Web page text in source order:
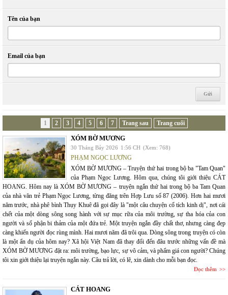
Tên của bạn
Email của bạn
1 2 3 4 5 6 7 Trang sau Trang cuối
XÓM BỜ MƯƠNG
30 Tháng Bảy 2026 1:56 CH (Xem: 768)
PHẠM NGỌC LƯƠNG
XÓM BỜ MƯƠNG – Truyện thứ hai trong bộ ba "Tam Quan"
của Phạm Ngọc Lương. Hôm qua, chúng tôi giới thiệu CÁT
HOANG. Hôm nay là XÓM BỜ MƯƠNG – truyện ngắn thứ hai trong bộ ba Tam Quan
của nhà văn trẻ Phạm Ngọc Lương, từng đăng trên Hợp Lưu số 87 (2006). Hơn hai mươi
năm trước, nhà phê bình Thụy Khuê đã gọi đây là "một câu chuyện cổ tích kinh dị", nơi cái
chết của một dòng sông song hành với sự mục rữa của môi trường, sự tha hóa của con
người và số phận bi thảm của một đứa trẻ. Một truyện ngắn đầy chất thơ, nhưng càng đẹp
càng khiến người đọc rùng mình. Hai mươi năm đã trôi qua. Dòng sông trong truyện có còn
là một ẩn dụ của hôm nay? Xã hội Việt Nam đã thay đổi đến đâu trước những vấn đề mà
XÓM BỜ MƯƠNG đặt ra: môi trường, bạo lực, sự vô cảm, và phẩm giá con người? Chúng
tôi xin giới thiệu lại truyện ngắn này. Câu trả lời, có lẽ, xin dành cho mỗi bạn đọc.
Đọc thêm
CÁT HOANG